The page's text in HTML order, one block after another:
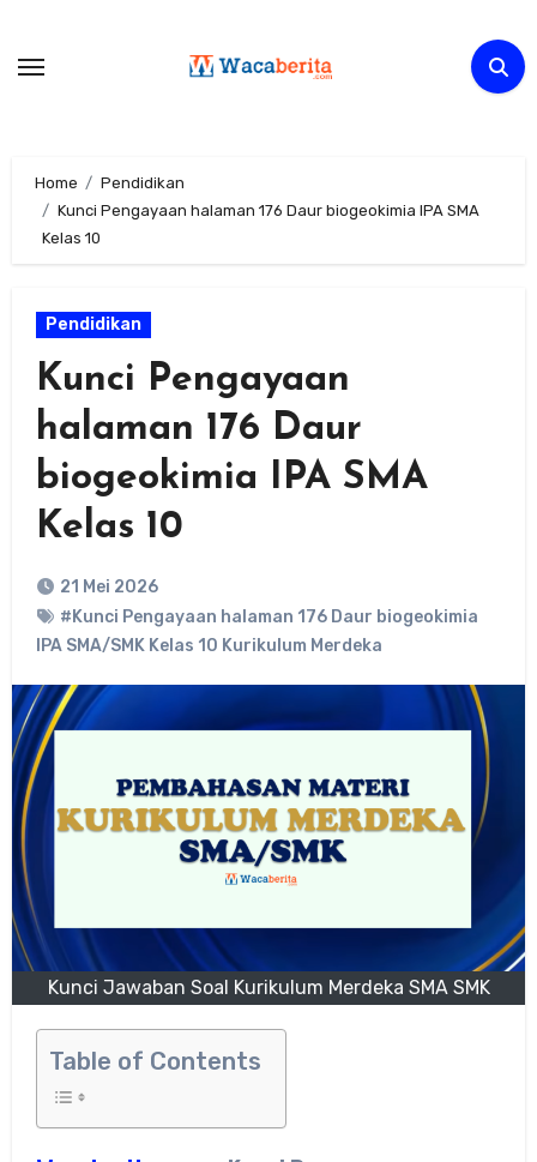
content
Home
Pendidikan
Kunci Pengayaan halaman 176 Daur biogeokimia IPA SMA
Kelas 10
Pendidikan
Kunci Pengayaan
halaman 176 Daur
biogeokimia IPA SMA
Kelas 10
21 Mei 2026
#Kunci Pengayaan halaman 176 Daur biogeokimia
IPA SMA/SMK Kelas 10 Kurikulum Merdeka
Kunci Jawaban Soal Kurikulum Merdeka SMA SMK
Table of Contents